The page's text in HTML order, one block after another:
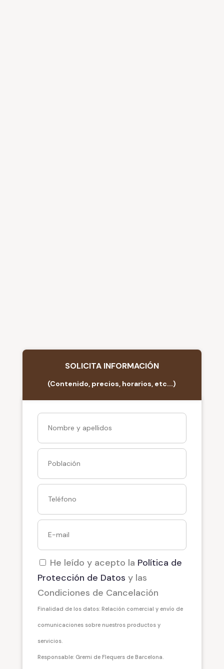
SOLICITA INFORMACIÓN
(Contenido, precios, horarios, etc...)
He leído y acepto la Política de
Protección de Datos y las
Condiciones de Cancelación
Finalidad de los datos: Relación comercial y envío de
comunicaciones sobre nuestros productos y
servicios.
Responsable: Gremi de Flequers de Barcelona.